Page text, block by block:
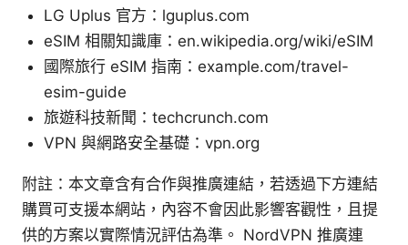
LG Uplus 官方：lguplus.com
eSIM 相關知識庫：en.wikipedia.org/wiki/eSIM
國際旅行 eSIM 指南：example.com/travel-
esim-guide
旅遊科技新聞：techcrunch.com
VPN 與網路安全基礎：vpn.org
附註：本文章含有合作與推廣連結，若透過下方連結
購買可支援本網站，內容不會因此影響客觀性，且提
供的方案以實際情況評估為準。 NordVPN 推廣連